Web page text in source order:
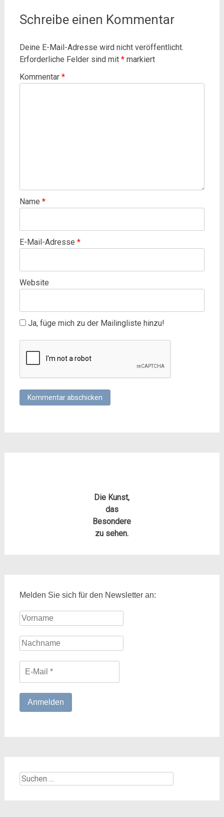
Schreibe einen Kommentar
Deine E-Mail-Adresse wird nicht veröffentlicht.
Erforderliche Felder sind mit *markiert
Kommentar *
Name *
E-Mail-Adresse *
Website
Ja, füge mich zu der Mailingliste hinzu!
Die Kunst,
das
Besondere
zu sehen.
Melden Sie sich für den Newsletter an:
Suchen